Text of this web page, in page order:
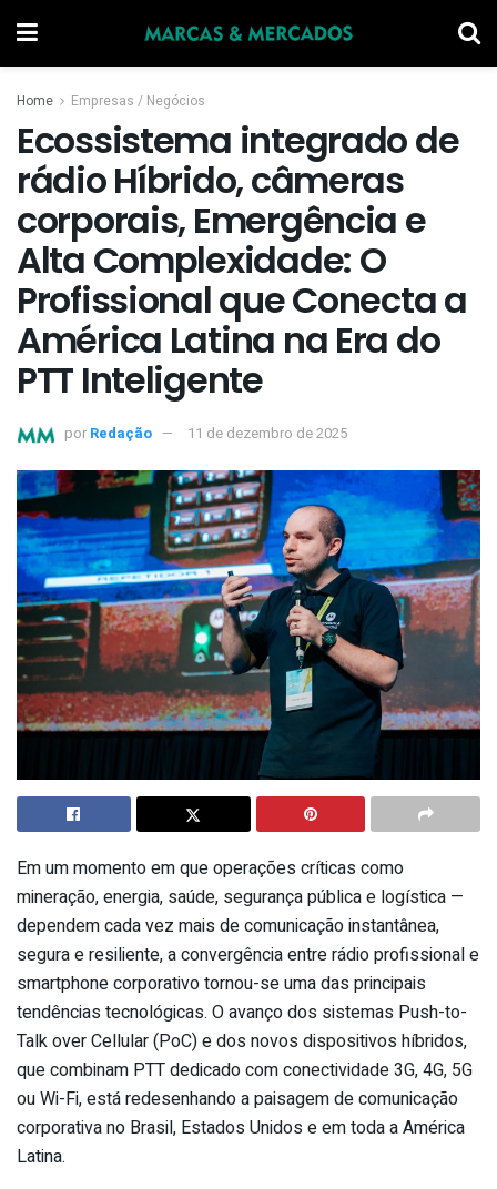
Home Empresas / Negócios
Ecossistema integrado de
rádio Híbrido, câmeras
corporais, Emergência e
Alta Complexidade: O
Profissional que Conecta a
América Latina na Era do
PTT Inteligente
por Redação 11 de dezembro de 2025
Em um momento em que operações críticas como
mineração, energia, saúde, segurança pública e logística —
dependem cada vez mais de comunicação instantânea,
segura e resiliente, a convergência entre rádio profissional e
smartphone corporativo tornou-se uma das principais
tendências tecnológicas. O avanço dos sistemas Push-to-
Talk over Cellular (PoC) e dos novos dispositivos híbridos,
que combinam PTT dedicado com conectividade 3G, 4G, 5G
ou Wi-Fi, está redesenhando a paisagem de comunicação
corporativa no Brasil, Estados Unidos e em toda a América
Latina.